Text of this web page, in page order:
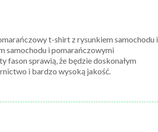
t-shirt z rysunkiem samochodu i
samochodu i pomarańczowymi
fason sprawią, że będzie doskonałym
i bardzo wysoką jakość.